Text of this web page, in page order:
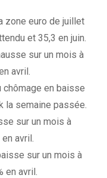
zone euro de juillet
et 35,3 en juin.
sur un mois à
avril.
chômage en baisse
la semaine passée.
sur un mois à
avril.
sur un mois à
en avril.